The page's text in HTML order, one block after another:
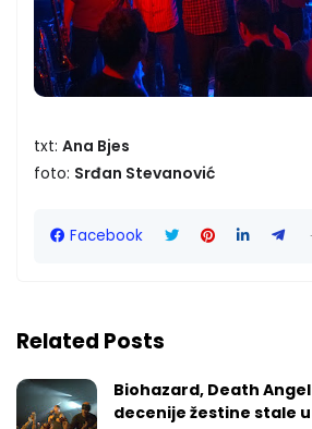
txt: Ana Bjes
foto: Srđan Stevanović
Facebook
Related Posts
Biohazard, Death
decenije žestine stale